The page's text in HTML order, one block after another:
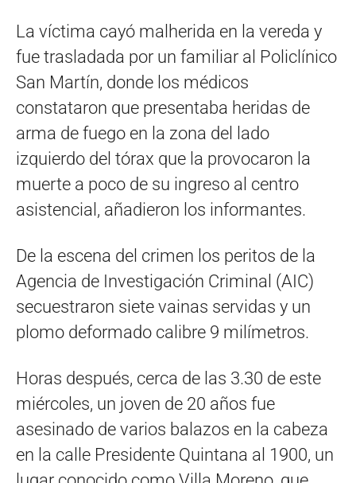
La víctima cayó malherida en la vereda y
fue trasladada por un familiar al Policlínico
San Martín, donde los médicos
constataron que presentaba heridas de
arma de fuego en la zona del lado
izquierdo del tórax que la provocaron la
muerte a poco de su ingreso al centro
asistencial, añadieron los informantes.
De la escena del crimen los peritos de la
Agencia de Investigación Criminal (AIC)
secuestraron siete vainas servidas y un
plomo deformado calibre 9 milímetros.
Horas después, cerca de las 3.30 de este
miércoles, un joven de 20 años fue
asesinado de varios balazos en la cabeza
en la calle Presidente Quintana al 1900, un